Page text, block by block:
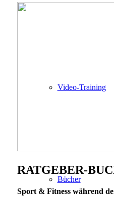
Video-Training
Bücher
RATGEBER-
Sport & Fitness während